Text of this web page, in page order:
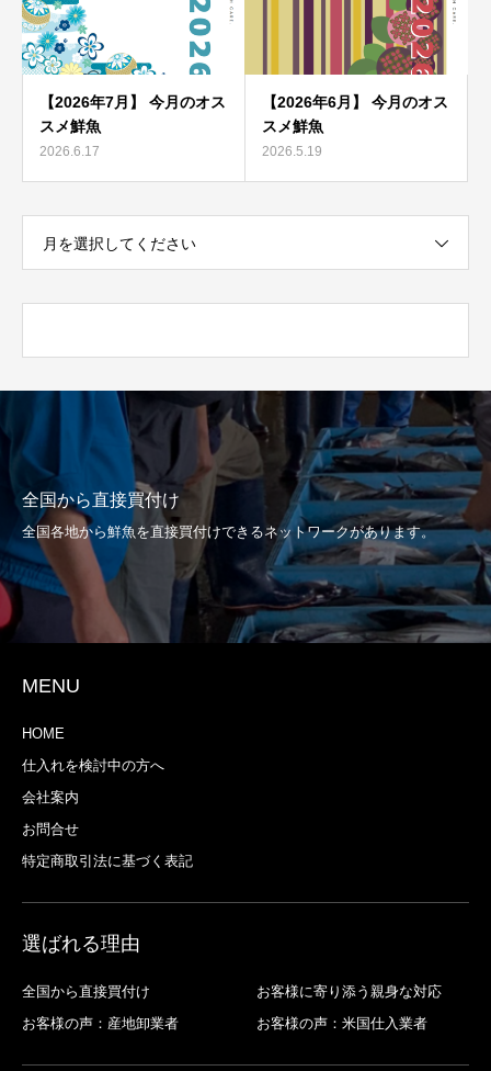
【2026年7月】 今月のオス
スメ鮮魚
2026.6.17
【2026年6月】 今月のオス
スメ鮮魚
2026.5.19
月を選択してください
全国から直接買付け
全国各地から鮮魚を直接買付けできるネットワークがあります。
MENU
HOME
仕入れを検討中の方へ
会社案内
お問合せ
特定商取引法に基づく表記
選ばれる理由
全国から直接買付け
お客様に寄り添う親身な対応
お客様の声：産地卸業者
お客様の声：米国仕入業者